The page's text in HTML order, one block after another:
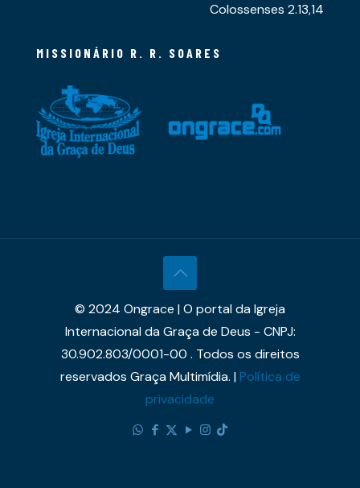
Colossenses 2.13,14
MISSIONÁRIO R. R. SOARES
© 2024 Ongrace | O portal da Igreja
Internacional da Graça de Deus - CNPJ:
30.902.803/0001-00 . Todos os direitos
reservados Graça Multimídia. |Política de
privacidade